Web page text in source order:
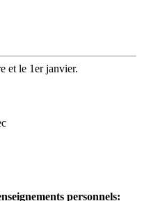
et le 1er janvier.
personnels: